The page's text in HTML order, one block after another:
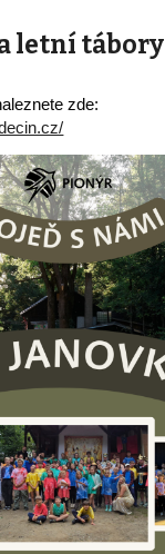
letní tábory
zde: